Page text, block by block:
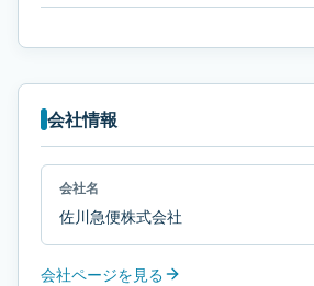
会社情報
会社名
佐川急便株式会社
会社ページを見る